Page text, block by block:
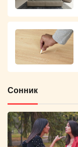
Сонник